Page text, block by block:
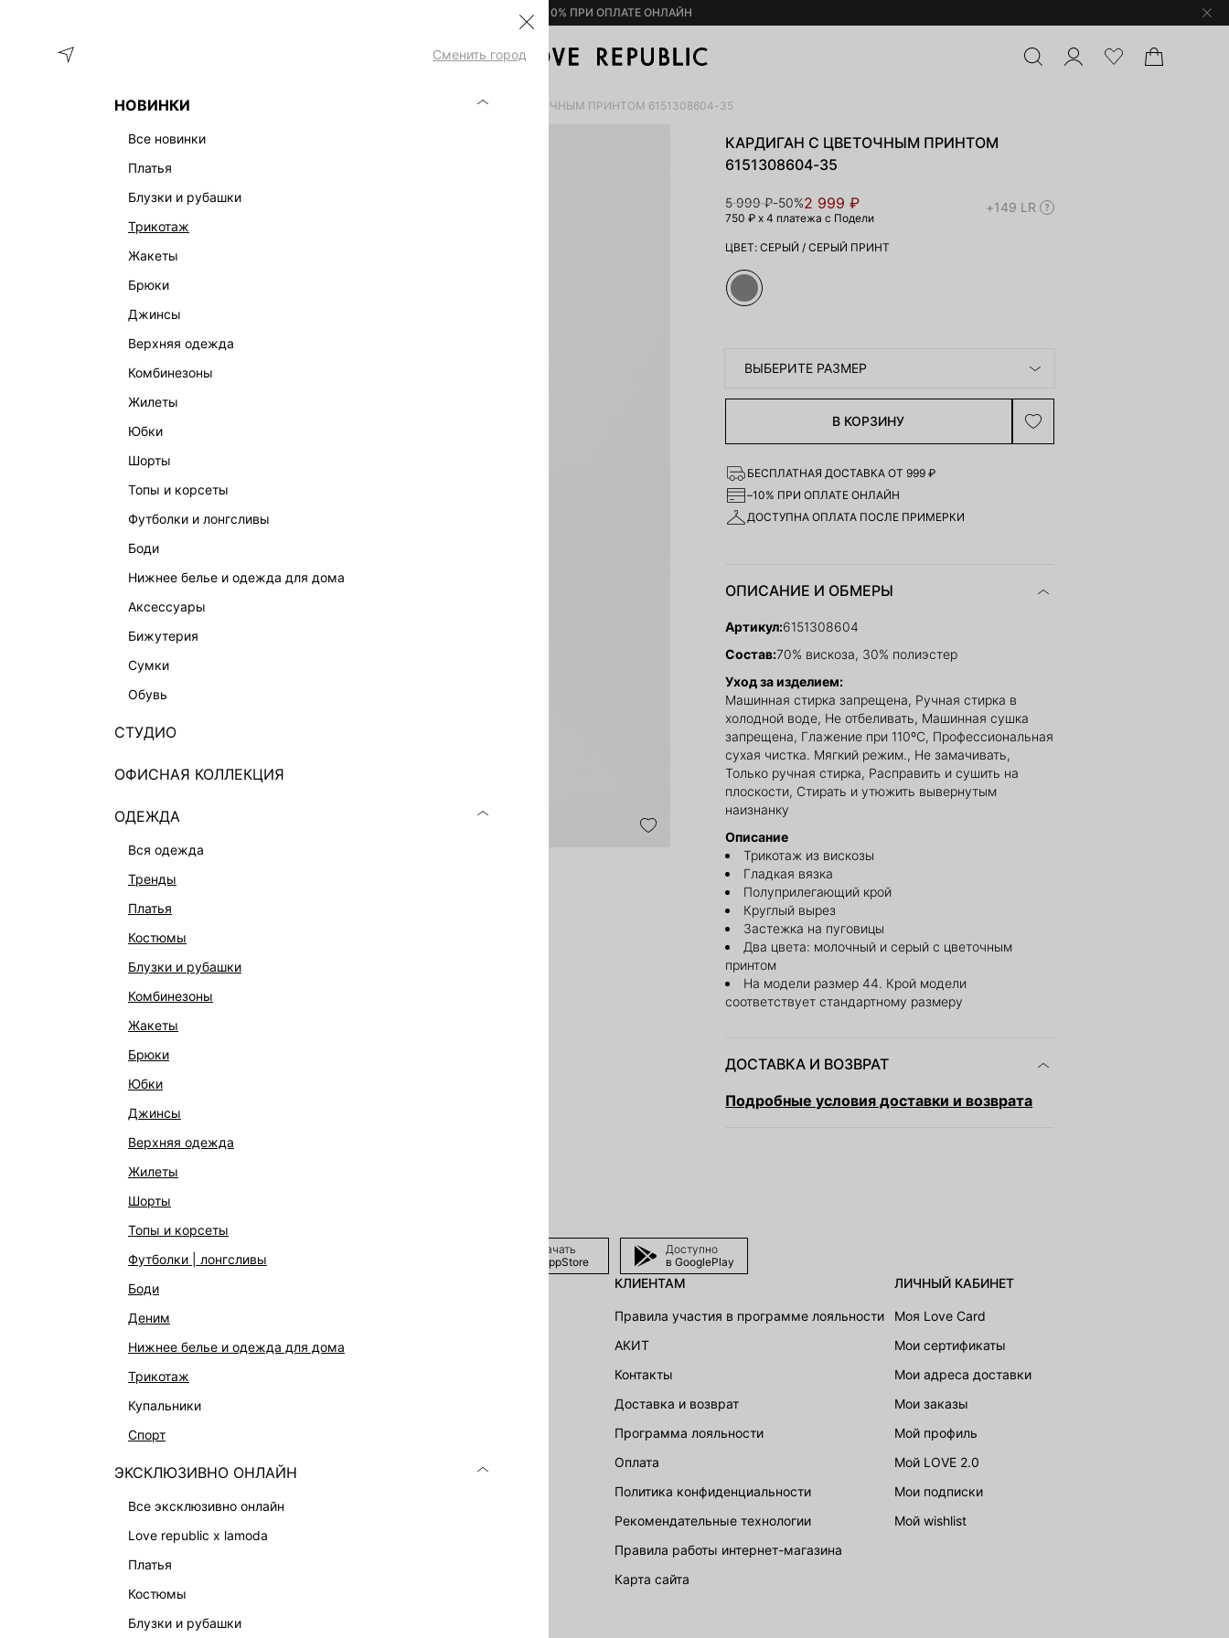
– 10% ПРИ ОПЛАТЕ ОНЛАЙН
Сменить город
НОВИНКИ
все новинки
платья
блузки и рубашки
трикотаж
жакеты
брюки
джинсы
верхняя одежда
комбинезоны
жилеты
юбки
шорты
топы и корсеты
футболки и лонгсливы
боди
нижнее белье и одежда для дома
аксессуары
бижутерия
сумки
обувь
СТУДИО
ОФИСНАЯ КОЛЛЕКЦИЯ
ОДЕЖДА
вся одежда
тренды
платья
костюмы
блузки и рубашки
комбинезоны
жакеты
брюки
юбки
джинсы
верхняя одежда
жилеты
шорты
топы и корсеты
футболки | лонгсливы
боди
деним
нижнее белье и одежда для дома
трикотаж
купальники
спорт
ЭКСКЛЮЗИВНО ОНЛАЙН
все эксклюзивно онлайн
love republic x lamoda
платья
костюмы
блузки и рубашки
ОДЕЖДА КАРДИГАН С ЦВЕТОЧНЫМ ПРИНТОМ 6151308604-35
КАРДИГАН С ЦВЕТОЧНЫМ ПРИНТОМ
6151308604-35
5 999 ₽-50%2 999 ₽
750 ₽ x 4 платежа с Подели
+149 LR
ЦВЕТ:СЕРЫЙ /СЕРЫЙ ПРИНТ
ВЫБЕРИТЕ РАЗМЕР
В КОРЗИНУ
БЕСПЛАТНАЯ ДОСТАВКА ОТ 999 ₽
–10% ПРИ ОПЛАТЕ ОНЛАЙН
ДОСТУПНА ОПЛАТА ПОСЛЕ ПРИМЕРКИ
ОПИСАНИЕ И ОБМЕРЫ
Артикул:6151308604
Состав:70% вискоза, 30% полиэстер
Уход за изделием:
Машинная стирка запрещена, Ручная стирка в
холодной воде, Не отбеливать, Машинная сушка
запрещена, Глажение при 110ºС, Профессиональная
сухая чистка. Мягкий режим., Не замачивать,
Только ручная стирка, Расправить и сушить на
плоскости, Стирать и утюжить вывернутым
наизнанку
Описание
Трикотаж из вискозы
Гладкая вязка
Полуприлегающий крой
Круглый вырез
Застежка на пуговицы
Два цвета: молочный и серый с цветочным
принтом
На модели размер 44. Крой модели
соответствует стандартному размеру
ДОСТАВКА И ВОЗВРАТ
Подробные условия доставки и возврата
Скачать
в AppStore
Доступно
в GooglePlay
ОФИСНАЯ КОЛЛЕКЦИЯ
ЭКСКЛЮЗИВНО ОНЛАЙН
КЛИЕНТАМ
Правила участия в программе лояльности
АКИТ
Контакты
Доставка и возврат
Программа лояльности
Оплата
Политика конфиденциальности
Рекомендательные технологии
Правила работы интернет-магазина
карта сайта
ЛИЧНЫЙ КАБИНЕТ
Моя Love Card
Мои сертификаты
Мои адреса доставки
Мои заказы
Мой профиль
Мой LOVE 2.0
Мои подписки
Мой wishlist